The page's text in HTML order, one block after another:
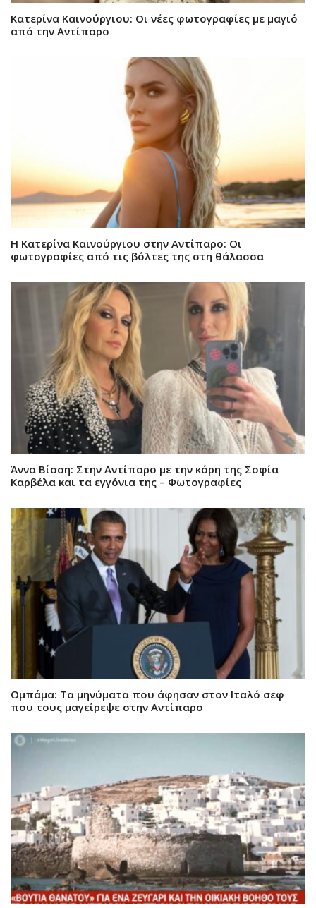
Κατερίνα Καινούργιου: Οι νέες φωτογραφίες με μαγιό
από την Αντίπαρο
Η Κατερίνα Καινούργιου στην Αντίπαρο: Οι
φωτογραφίες από τις βόλτες της στη θάλασσα
Άννα Βίσση: Στην Αντίπαρο με την κόρη της Σοφία
Καρβέλα και τα εγγόνια της – Φωτογραφίες
Ομπάμα: Τα μηνύματα που άφησαν στον Ιταλό σεφ
που τους μαγείρεψε στην Αντίπαρο